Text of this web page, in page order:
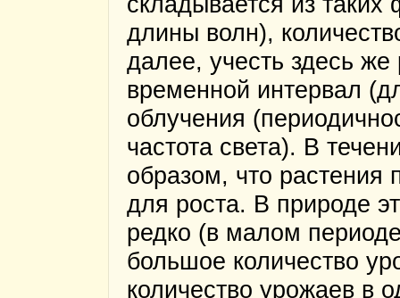
длины волн),
далее, учесть здесь же
временной интервал
облучения
частота света). В
образом, что растения
для роста. В природе
редко (в малом
большое количество
количество урожаев в